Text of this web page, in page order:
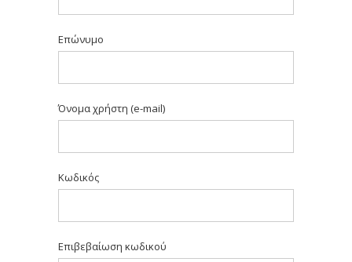
Επώνυμο
Όνομα χρήστη (e-mail)
Κωδικός
Επιβεβαίωση κωδικού